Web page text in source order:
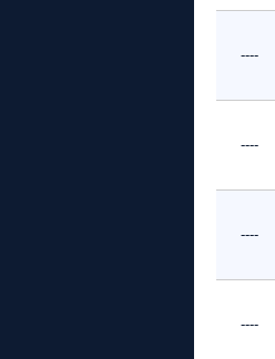
----
----
----
----